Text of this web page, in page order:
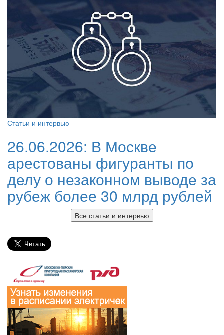
Статьи и интервью
26.06.2026: В Москве
арестованы фигуранты по
делу о незаконном выводе за
рубеж более 30 млрд рублей
Все статьи и интервью